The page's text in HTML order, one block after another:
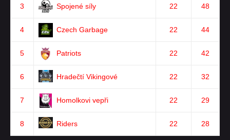
3 Spojené síly 22 48
4 Czech Garbage 22 44
5 Patriots 22 42
6 Hradečtí Vikingové 22 32
7 Homolkovi vepři 22 29
8 Riders 22 28